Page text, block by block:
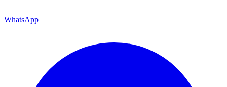
WhatsApp